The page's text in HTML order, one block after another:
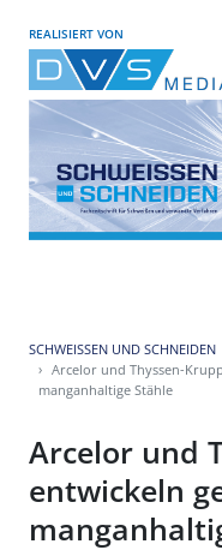
REALISIERT VON
SCHWEISSEN UND SCHNEIDEN
Arcelor und Thyssen-
manganhaltige Stähle
Arcelor und
entwickeln